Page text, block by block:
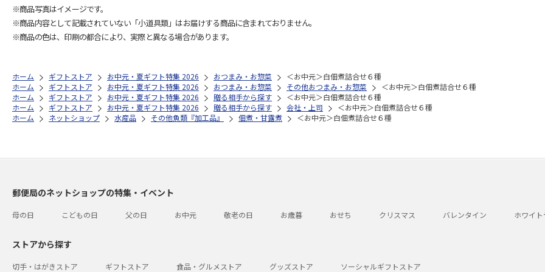
※商品写真はイメージです。
※商品内容として記載されていない「小道具類」はお届けする商品に含まれておりません。
※商品の色は、印刷の都合により、実際と異なる場合があります。
ホーム ギフトストア お中元・夏ギフト特集 2026 おつまみ・お惣菜
＜お中元＞白佃煮詰合せ６種
ホーム
ギフトストア お中元・夏ギフト特集 2026 おつまみ・お惣菜 その他おつまみ・お惣菜
＜お中元＞白佃煮詰合せ６種
ホーム
ギフトストア お中元・夏ギフト特集 2026 贈る相手から探す
＜お中元＞白佃煮詰合せ６種
ホーム
ギフトストア お中元・夏ギフト特集 2026 贈る相手から探す 会社・上司
＜お中元＞白佃煮詰合せ６種
ホーム
ネットショップ 水産品 その他魚類『加工品』 佃煮・甘露煮 ＜お中元＞白佃煮詰合せ６種
郵便局のネットショップの特集・イベント
母の日 こどもの日 父の日 お中元 敬老の日 お歳暮 おせち クリスマス バレンタイン ホワイ
ストアから探す
切手・はがきストア ギフトストア 食品・グルメストア グッズストア ソーシャルギフトストア